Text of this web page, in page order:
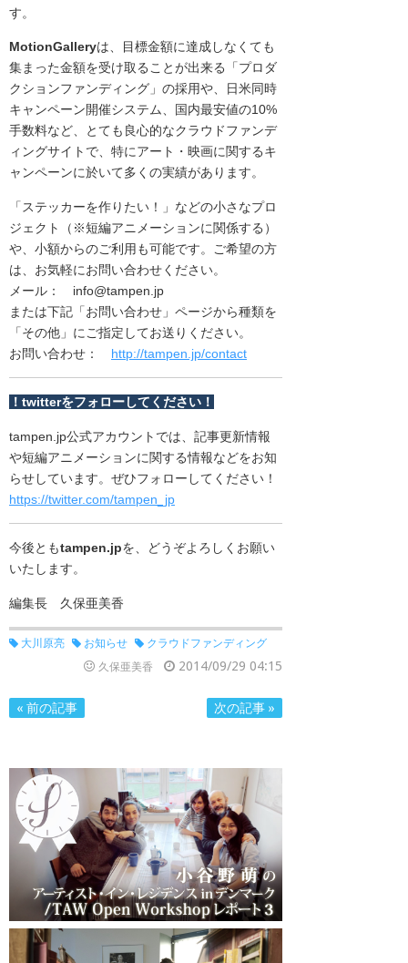
す。
MotionGalleryは、
目標金額に達成しなくても
集まった金額を受け取ることが出来る「プロダ
クションファンディング」の採用や、
日米同時
キャンペーン開催システム、国内最安値の10%
手数料など、とても良心的なクラウドファンデ
ィングサイトで、特にアート・映画に関するキ
ャンペーンに於いて多くの実績があります。
「ステッカーを作りたい！」などの小さなプロ
ジェクト（※短編アニメーションに関係する）
や、小額からのご利用も可能です。
ご希望の方
は、お気軽にお問い合わせください。
メール： info@tampen.jp
または下記「お問い合わせ」ページから種類を
「その他」にご指定してお送りください。
お問い合わせ： http://tampen.jp/contact
！twitterをフォローしてください！
tampen.jp公式アカウントでは、記事更新情報
や短編アニメーションに関する情報などをお知
らせしています。 ぜひフォローしてください！
https://twitter.com/tampen_jp
今後ともtampen.jpを、どうぞよろしくお願い
いたします。
編集長 久保亜美香
大川原亮 お知らせ
クラウドファンディング
久保亜美香
2014/09/29 04:15
« 前の記事 次の記事 »